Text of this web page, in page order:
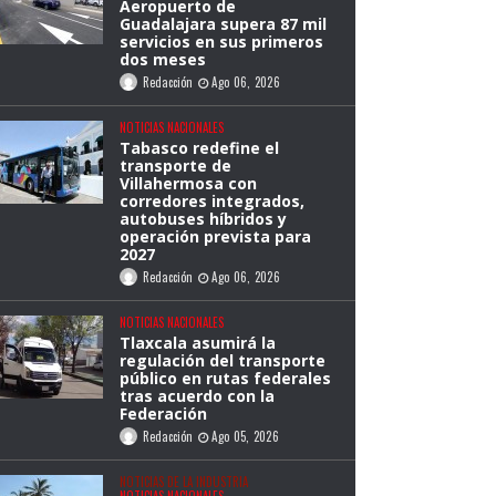
Aeropuerto de
Guadalajara supera 87 mil
servicios en sus primeros
dos meses
Redacción Ago 06, 2026
NOTICIAS NACIONALES
Tabasco redefine el
transporte de
Villahermosa con
corredores integrados,
autobuses híbridos y
operación prevista para
2027
Redacción Ago 06, 2026
NOTICIAS NACIONALES
Tlaxcala asumirá la
regulación del transporte
público en rutas federales
tras acuerdo con la
Federación
Redacción Ago 05, 2026
NOTICIAS DE LA INDUSTRIA